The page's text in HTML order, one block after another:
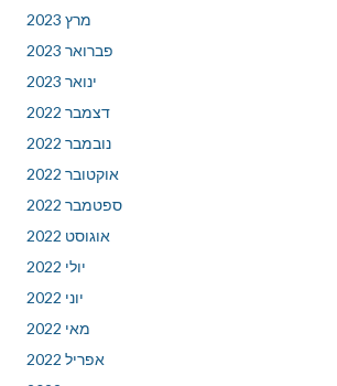
מרץ 2023
פברואר 2023
ינואר 2023
דצמבר 2022
נובמבר 2022
אוקטובר 2022
ספטמבר 2022
אוגוסט 2022
יולי 2022
יוני 2022
מאי 2022
אפריל 2022